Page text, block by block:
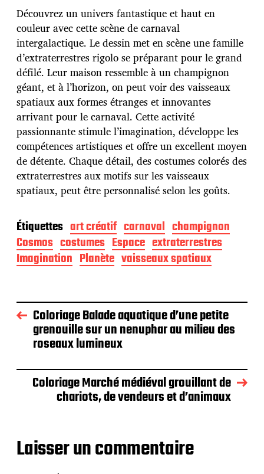
e
d
e
p
u
b
l
i
c
a
t
i
o
n
Découvrez un univers fantastique et haut en
couleur avec cette scène de carnaval
intergalactique. Le dessin met en scène une famille
d’extraterrestres rigolo se préparant pour le grand
défilé. Leur maison ressemble à un champignon
géant, et à l’horizon, on peut voir des vaisseaux
spatiaux aux formes étranges et innovantes
arrivant pour le carnaval. Cette activité
passionnante stimule l’imagination, développe les
compétences artistiques et offre un excellent moyen
de détente. Chaque détail, des costumes colorés des
extraterrestres aux motifs sur les vaisseaux
spatiaux, peut être personnalisé selon les goûts.
Étiquettes art créatif carnaval champignon
Cosmos costumes Espace extraterrestres
Imagination Planète vaisseaux spatiaux
Coloriage Balade aquatique d’une petite
grenouille sur un nenuphar au milieu des
roseaux lumineux
Coloriage Marché médiéval grouillant de
chariots, de vendeurs et d’animaux
Laisser un commentaire